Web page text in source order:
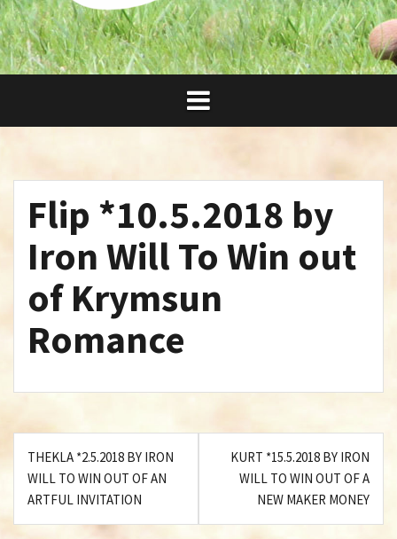
Flip *10.5.2018 by
Iron Will To Win out
of Krymsun
Romance
Beitragsnavigation
THEKLA *2.5.2018 BY IRON
WILL TO WIN OUT OF AN
ARTFUL INVITATION
KURT *15.5.2018 BY IRON
WILL TO WIN OUT OF A
NEW MAKER MONEY